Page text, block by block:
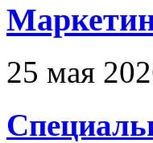
25 мая